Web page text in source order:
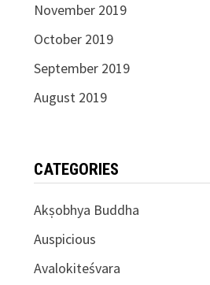
November 2019
October 2019
September 2019
August 2019
CATEGORIES
Akṣobhya Buddha
Auspicious
Avalokiteśvara